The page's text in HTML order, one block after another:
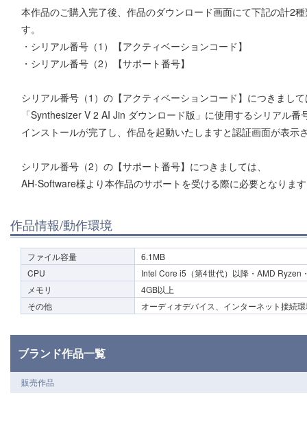
本作品のご購入完了後、作品のダウンロード画面にて下記の計2
す。
・シリアル番号（1）【アクティベーションコード】
・シリアル番号（2）【サポート番号】
シリアル番号（1）の【アクティベーションコード】につきまし
「Synthesizer V 2 AI Jin ダウンロード版」に使用するシリアル番
インストールが完了し、作品を起動いたしますと認証画面が表示
シリアル番号（2）の【サポート番号】につきましては、
AH-Software様より本作品のサポートを受ける際に必要となりま
作品情報/動作環境
ファイル容量
6.1MB
CPU
Intel Core i5（第4世代）以降・AMD Ryzen
メモリ
4GB以上
その他
オーディオデバイス、インターネット接続
ブランド作品一覧
販売作品